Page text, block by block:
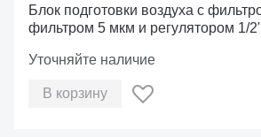
Блок подготовки воздуха с
фильтром 5 мкм и регулятором 1/
Уточняйте наличие
В корзину